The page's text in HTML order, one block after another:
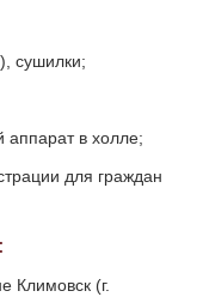
сушилки;
в холле;
для граждан
Климовск (г.